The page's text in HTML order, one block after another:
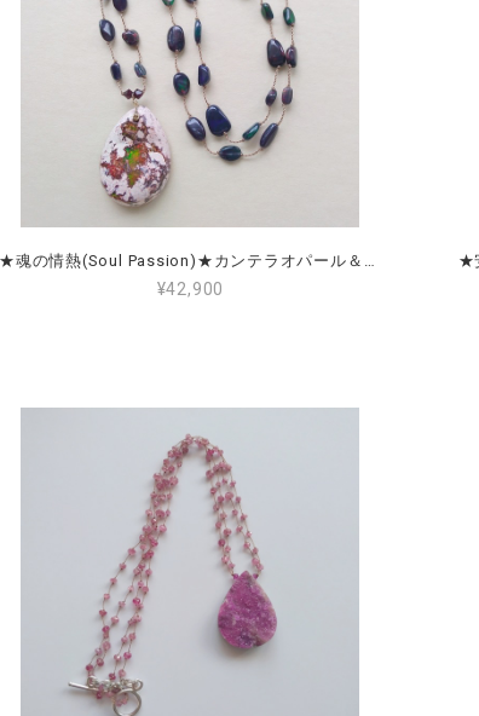
★魂の情熱(Soul Passion)★カンテラオパール＆ブラックオパール Cantera Opal & Black Opal
¥42,900